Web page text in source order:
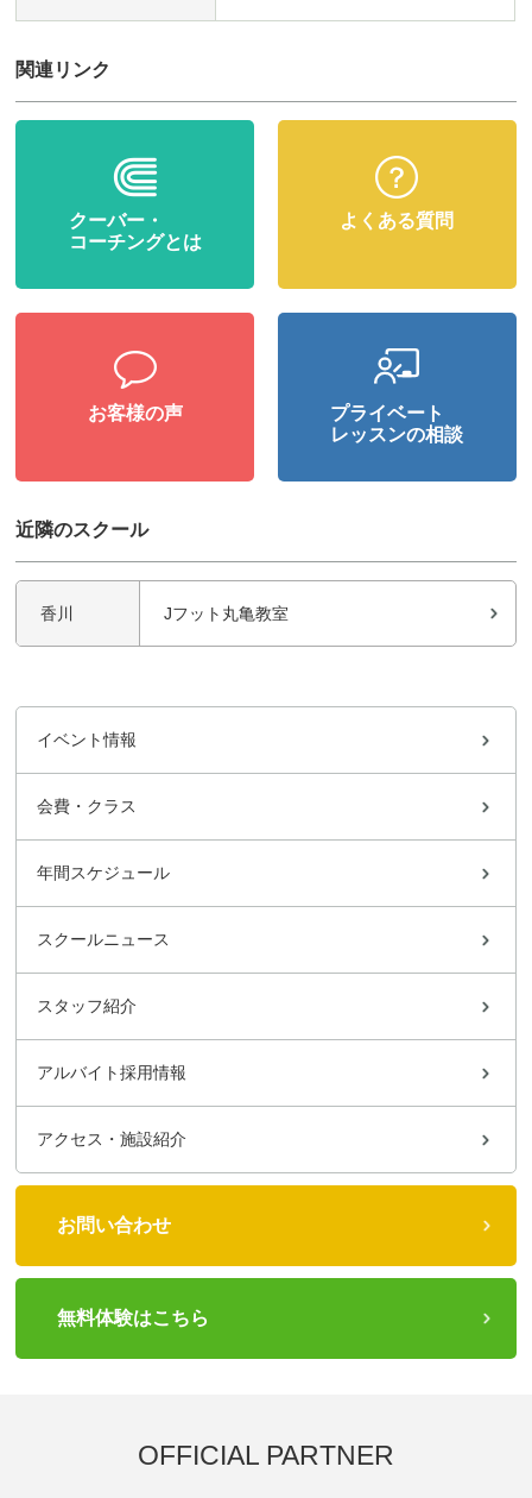
関連リンク
クーバー・
コーチングとは
よくある質問
お客様の声
プライベート
レッスンの相談
近隣のスクール
香川 Jフット丸亀教室
イベント情報
会費・クラス
年間スケジュール
スクールニュース
スタッフ紹介
アルバイト採用情報
アクセス・施設紹介
お問い合わせ
無料体験はこちら
OFFICIAL PARTNER